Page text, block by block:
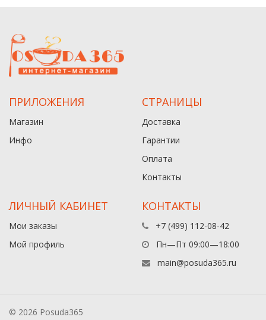
ПРИЛОЖЕНИЯ
Магазин
Инфо
СТРАНИЦЫ
Доставка
Гарантии
Оплата
Контакты
ЛИЧНЫЙ КАБИНЕТ
Мои заказы
Мой профиль
КОНТАКТЫ
+7 (499) 112-08-42
Пн—Пт 09:00—18:00
main@posuda365.ru
© 2026 Posuda365